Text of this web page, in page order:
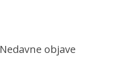
Nedavne objave